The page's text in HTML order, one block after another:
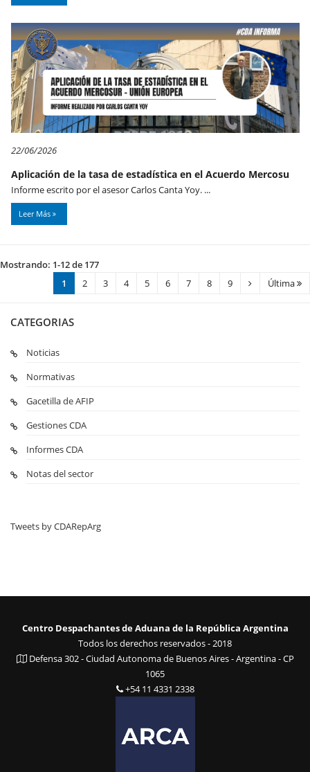
22/06/2026
Aplicación de la tasa de estadística en el Acuerdo Mercosu
Informe escrito por el asesor Carlos Canta Yoy. ...
Leer Más
Mostrando: 1-12 de 177
1
2 3 4 5 6 7 8 9 Última
CATEGORIAS
Noticias
Normativas
Gacetilla de AFIP
Gestiones CDA
Informes CDA
Notas del sector
Tweets by CDARepArg
Centro Despachantes de Aduana de la República Argentina
Todos los derechos reservados - 2018
Defensa 302 - Ciudad Autonoma de Buenos Aires - Argentina - CP
1065
+54 11 4331 2338